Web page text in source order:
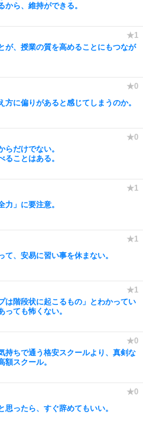
から、維持ができる。
が、授業の質を高めることにもつなが
方に偏りがあると感じてしまうのか。
らだけでない。
ることはある。
力」に要注意。
て、安易に習い事を休まない。
は階段状に起こるもの」とわかってい
っても怖くない。
持ちで通う格安スクールより、真剣な
額スクール。
思ったら、すぐ辞めてもいい。